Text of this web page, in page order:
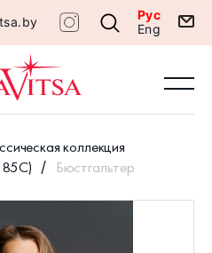
Рус
Eng
коллекция
Бюстгальтер